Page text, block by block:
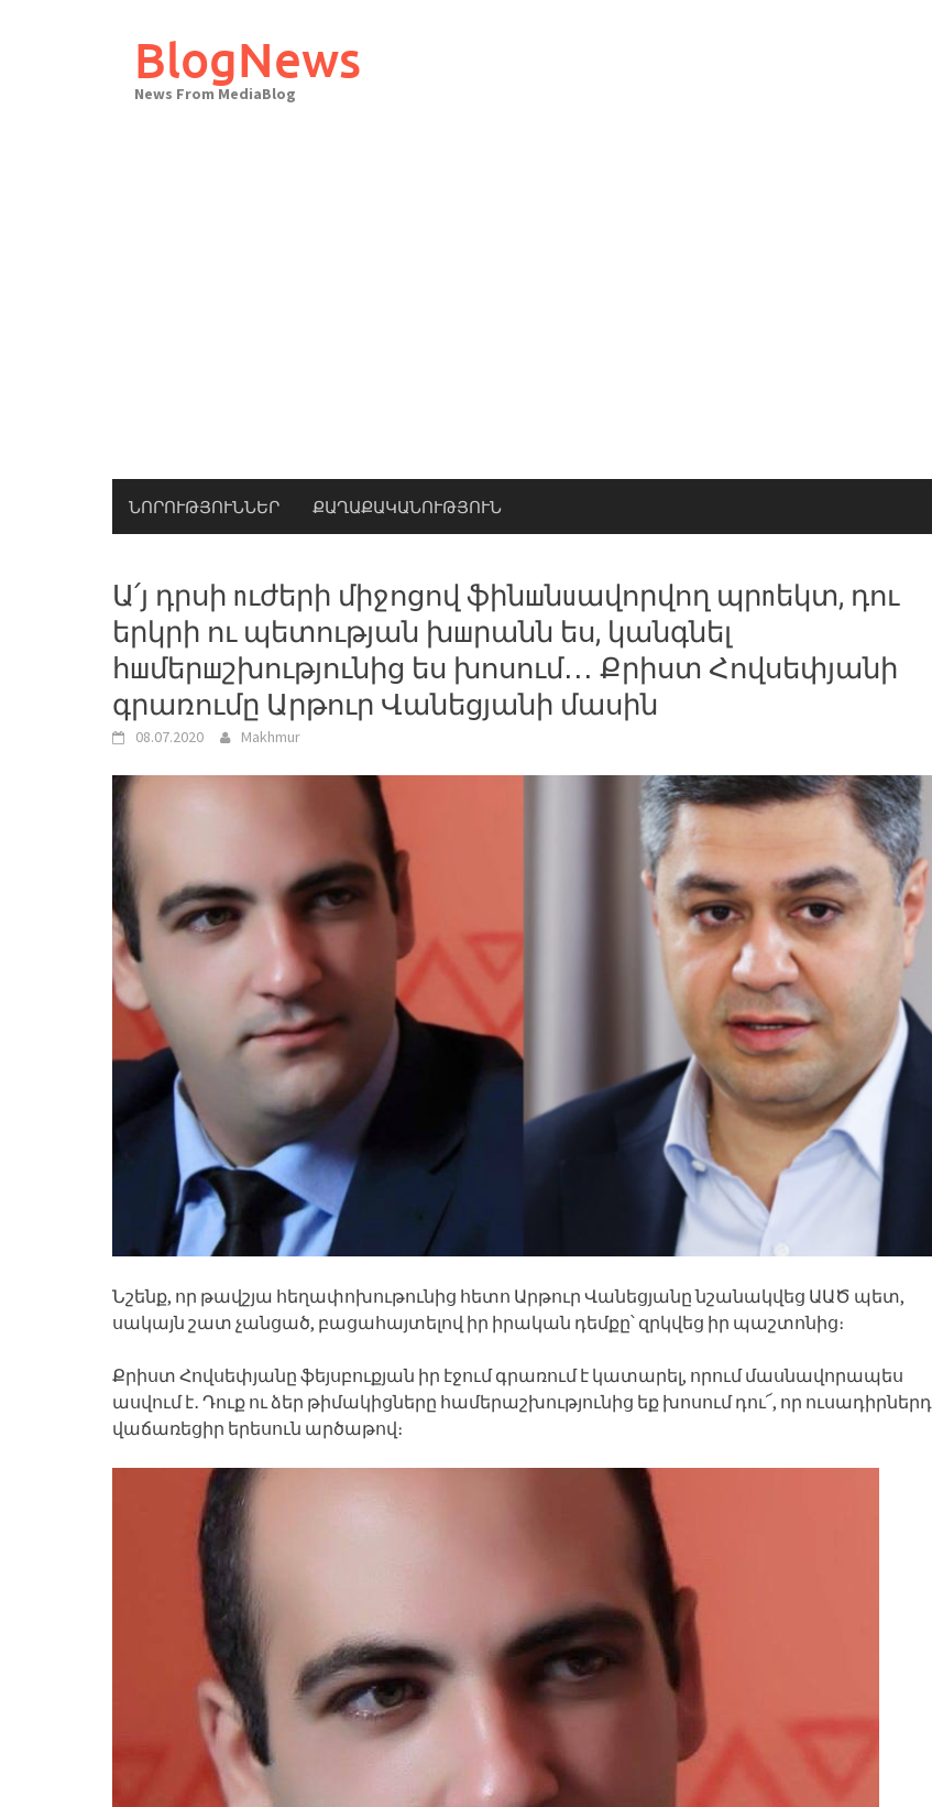
BlogNews
News From MediaBlog
ՆՈՐՈՒԹՅՈՒՆՆԵՐ ՔԱՂԱՔԱԿԱՆՈՒԹՅՈՒՆ
Ա՛յ դրսի nւժերի միջոցով ֆինшնuավորվող պրnեկտ, դու
երկրի ու պետության խшրանն ես, կանգնել
հшմերшշխությունից ես խոսում․․․ Քրիստ Հովսեփյանի
գրառումը Արթուր Վանեցյանի մասին
08.07.2020 Makhmur
Նշենք, որ թավշյա հեղափոխութունից հետո Արթուր Վանեցյանը նշանակվեց ԱԱԾ պետ,
սակայն շատ չանցած, բացահայտելով իր իրական դեմքը՝ զրկվեց իր պաշտոնից։
Քրիստ Հովսեփյանը ֆեյսբուքյան իր էջում գրառում է կատարել, որում մասնավորապես
ասվում է․ Դուք ու ձեր թիմակիցները համերաշխությունից եք խոսում դու՜, որ ուսադիրներդ
վաճառեցիր երեսուն արծաթով։